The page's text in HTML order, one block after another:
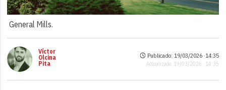
General Mills.
Víctor
Olcina
Pita
Publicado: 19/03/2026 ·14:35
Actualizado: 19/03/2026 · 14:35